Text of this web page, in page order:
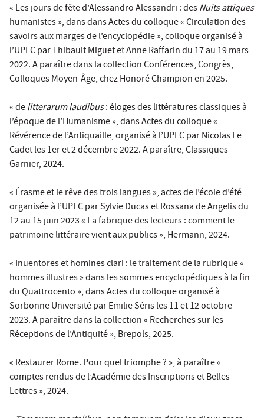
« Les jours de fête d’Alessandro Alessandri : desNuits attiques
humanistes », dans dans Actes du colloque « Circulation des
savoirs aux marges de l’encyclopédie », colloque organisé à
l’UPEC par Thibault Miguet et Anne Raffarin du 17 au 19 mars
2022. A paraître dans la collection Conférences, Congrès,
Colloques Moyen-Âge, chez Honoré Champion en 2025.
« delitterarum laudibus: éloges des littératures classiques à
l’époque de l’Humanisme », dans Actes du colloque «
Révérence de l’Antiquaille, organisé à l’UPEC par Nicolas Le
Cadet les 1er et 2 décembre 2022. A paraître, Classiques
Garnier, 2024.
« Érasme et le rêve des trois langues », actes de l’école d’été
organisée à l’UPEC par Sylvie Ducas et Rossana de Angelis du
12 au 15 juin 2023 « La fabrique des lecteurs : comment le
patrimoine littéraire vient aux publics », Hermann, 2024.
« Inuentores et homines clari : le traitement de la rubrique «
hommes illustres » dans les sommes encyclopédiques à la fin
du Quattrocento », dans Actes du colloque organisé à
Sorbonne Université par Emilie Séris les 11 et 12 octobre
2023. A paraître dans la collection « Recherches sur les
Réceptions de l’Antiquité », Brepols, 2025.
« Restaurer Rome. Pour quel triomphe ? », à paraître «
comptes rendus de l’Académie des Inscriptions et Belles
Lettres », 2024.